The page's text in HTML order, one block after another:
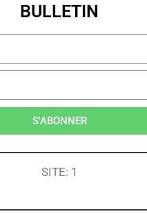
BULLETIN
S'ABONNER
SITE: 1